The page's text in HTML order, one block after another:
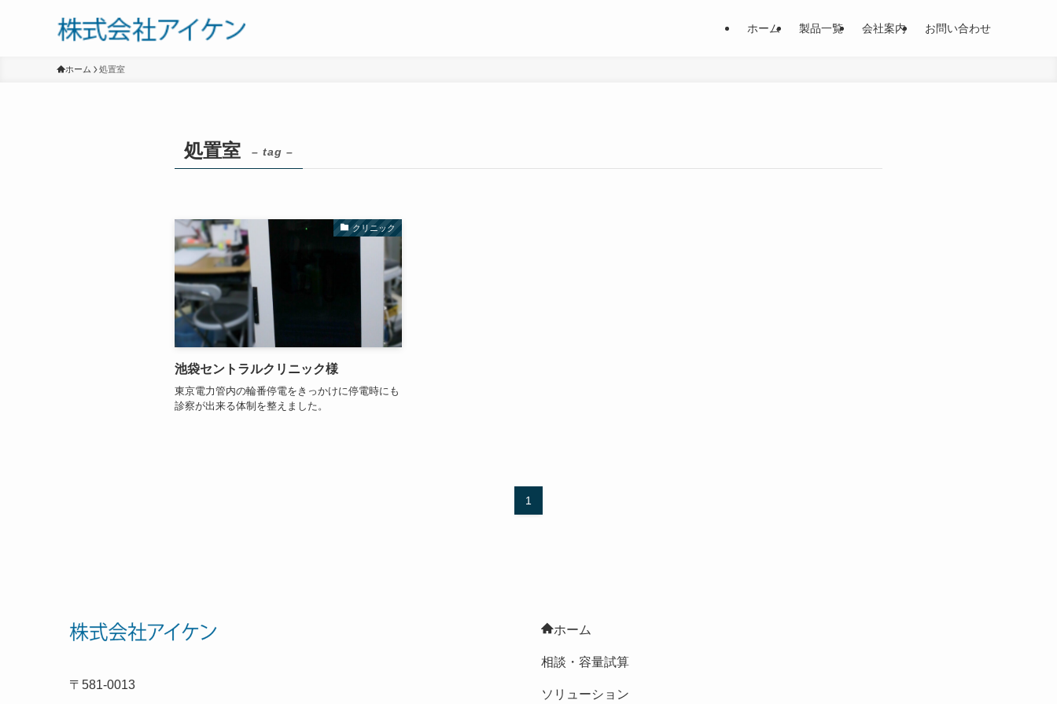
ホーム 製品一覧 会社案内 お問い合わせ
ホーム 処置室
処置室 – tag –
クリニック
池袋セントラルクリニック様
東京電力管内の輪番停電をきっかけに停電時にも
診察が出来る体制を整えました。
1
〒581-0013
ホーム
相談・容量試算
ソリューション